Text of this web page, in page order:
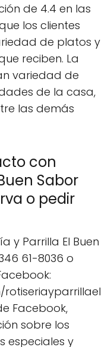
de 4.4 en las
los clientes
de platos y
reciben. La
variedad de
de la casa,
las demás
con
Sabor
o pedir
y Parrilla El Buen
61-8036 o
Facebook,
sobre los
especiales y